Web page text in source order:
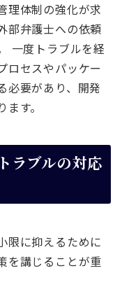
理体制の強化が求
部弁護士への依頼
一度トラブルを経
ロセスやパッケー
必要があり、開発
す。
ラブルの対応
限に抑えるために
を講じることが重